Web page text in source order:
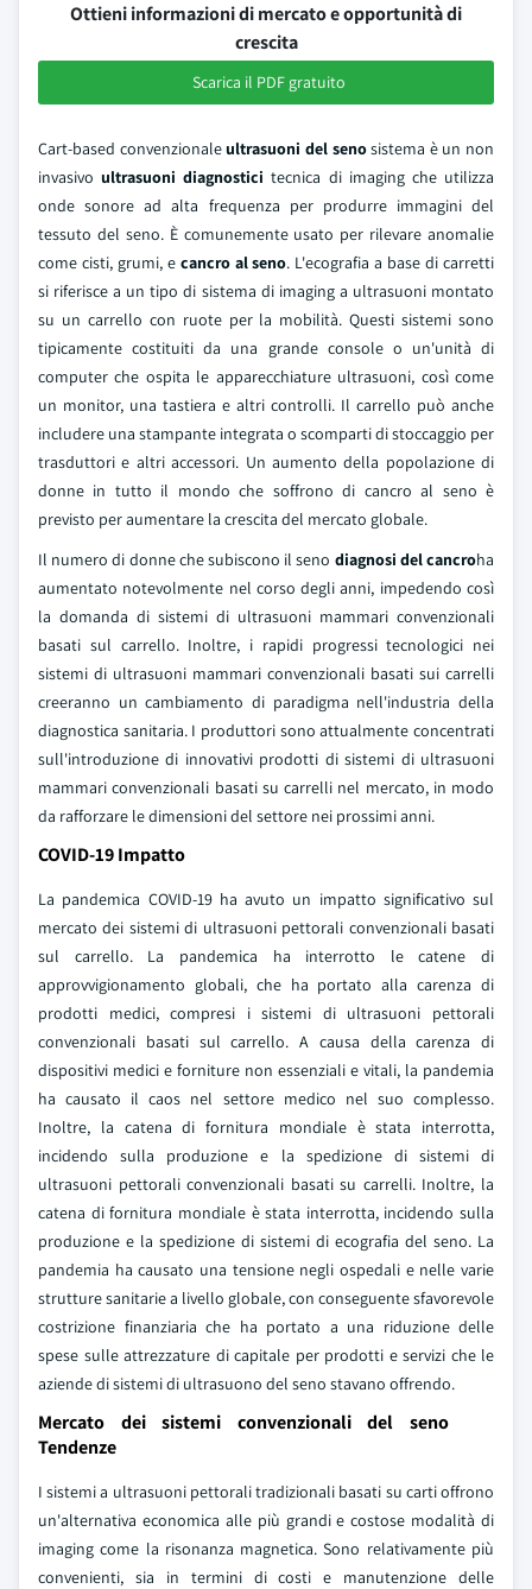
Ottieni informazioni di mercato e opportunità di
crescita
Scarica il PDF gratuito
Cart-based convenzionaleultrasuoni del senosistema è un non
invasivoultrasuoni diagnostici tecnica di imaging che utilizza
onde sonore ad alta frequenza per produrre immagini del
tessuto del seno. È comunemente usato per rilevare anomalie
come cisti, grumi, e cancro al seno. L'ecografia a base di carretti
si riferisce a un tipo di sistema di imaging a ultrasuoni montato
su un carrello con ruote per la mobilità. Questi sistemi sono
tipicamente costituiti da una grande console o un'unità di
computer che ospita le apparecchiature ultrasuoni, così come
un monitor, una tastiera e altri controlli. Il carrello può anche
includere una stampante integrata o scomparti di stoccaggio per
trasduttori e altri accessori. Un aumento della popolazione di
donne in tutto il mondo che soffrono di cancro al seno è
previsto per aumentare la crescita del mercato globale.
Il numero di donne che subiscono il seno diagnosi del cancroha
aumentato notevolmente nel corso degli anni, impedendo così
la domanda di sistemi di ultrasuoni mammari convenzionali
basati sul carrello. Inoltre, i rapidi progressi tecnologici nei
sistemi di ultrasuoni mammari convenzionali basati sui carrelli
creeranno un cambiamento di paradigma nell'industria della
diagnostica sanitaria. I produttori sono attualmente concentrati
sull'introduzione di innovativi prodotti di sistemi di ultrasuoni
mammari convenzionali basati su carrelli nel mercato, in modo
da rafforzare le dimensioni del settore nei prossimi anni.
COVID-19 Impatto
La pandemica COVID-19 ha avuto un impatto significativo sul
mercato dei sistemi di ultrasuoni pettorali convenzionali basati
sul carrello. La pandemica ha interrotto le catene di
approvvigionamento globali, che ha portato alla carenza di
prodotti medici, compresi i sistemi di ultrasuoni pettorali
convenzionali basati sul carrello. A causa della carenza di
dispositivi medici e forniture non essenziali e vitali, la pandemia
ha causato il caos nel settore medico nel suo complesso.
Inoltre, la catena di fornitura mondiale è stata interrotta,
incidendo sulla produzione e la spedizione di sistemi di
ultrasuoni pettorali convenzionali basati su carrelli. Inoltre, la
catena di fornitura mondiale è stata interrotta, incidendo sulla
produzione e la spedizione di sistemi di ecografia del seno. La
pandemia ha causato una tensione negli ospedali e nelle varie
strutture sanitarie a livello globale, con conseguente sfavorevole
costrizione finanziaria che ha portato a una riduzione delle
spese sulle attrezzature di capitale per prodotti e servizi che le
aziende di sistemi di ultrasuono del seno stavano offrendo.
Mercato dei sistemi convenzionali del seno
Tendenze
I sistemi a ultrasuoni pettorali tradizionali basati su carti offrono
un'alternativa economica alle più grandi e costose modalità di
imaging come la risonanza magnetica. Sono relativamente più
convenienti, sia in termini di costi e manutenzione delle